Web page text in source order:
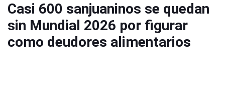
Casi 600 sanjuaninos se quedan
sin Mundial 2026 por figurar
como deudores alimentarios